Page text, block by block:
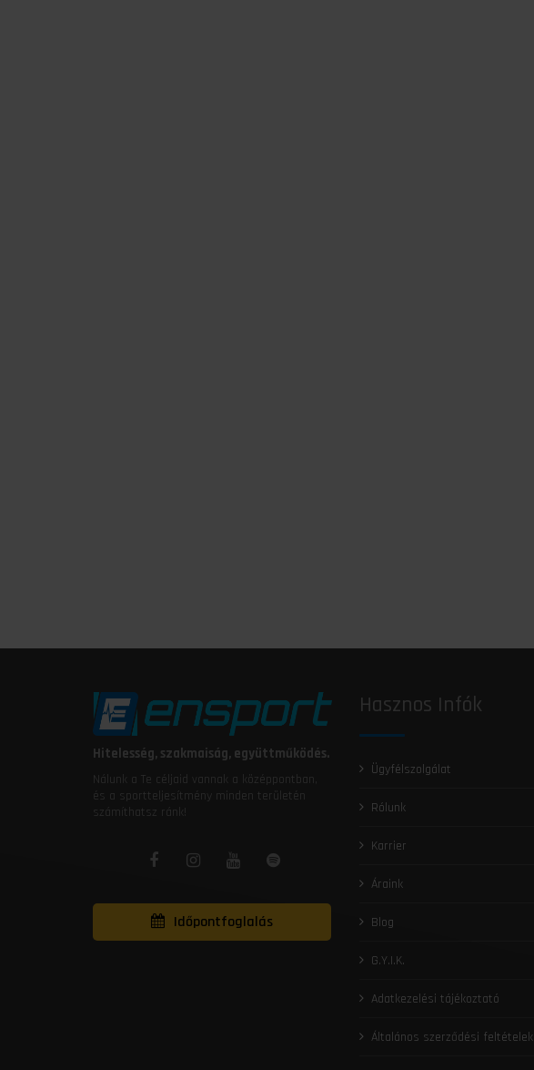
Hitelesség, szakmaiság, együttműködés.
Nálunk a Te céljaid vannak a középpontban,
és a sportteljesítmény minden területén
számíthatsz ránk!
Időpontfoglalás
Hasznos Infók
Ügyfélszolgálat
Rólunk
Karrier
Áraink
Blog
G.Y.I.K.
Adatkezelési tájékoztató
Általános szerződési feltételek